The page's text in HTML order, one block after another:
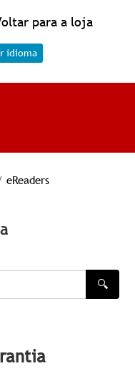
para a loja
idioma
eReaders
🔍